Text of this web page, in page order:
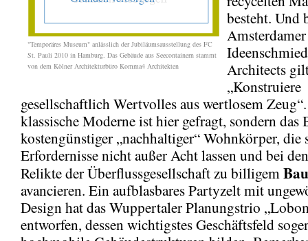
"Temporäres Museum" anlässlich der Jubiläumsausstellung des FC
St. Pauli 2010 in Hamburg. Das Gebäude aus Seecontainern stammt
von dem Kölner Architekturbüro Komma4 Architekten
besteht. Und
Amsterdamer
Architects
„Konstruiere
gesellschaftlich Wertvolles aus wertlosem
klassische Moderne ist hier gefragt, sondern das
kostengünstiger „nachhaltiger“ Wohnkörper, die
Erfordernisse nicht außer Acht lassen und bei
Relikte der Überflussgesellschaft zu billigem
avancieren. Ein aufblasbares Partyzelt mit
Design hat das Wuppertaler Planungstrio
entworfen, dessen wichtigstes Geschäftsfeld